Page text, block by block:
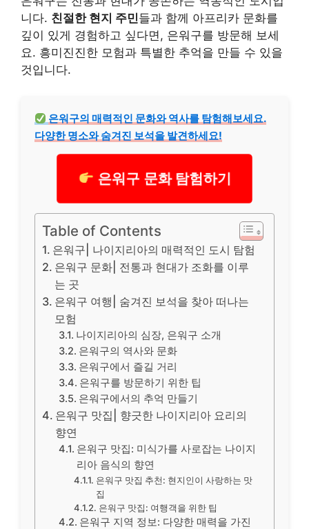
니다. 친절한 현지 주민들과 함께 아프리카 문화를
깊이 있게 경험하고 싶다면, 은워구를 방문해 보세
요. 흥미진진한 모험과 특별한 추억을 만들 수 있을
것입니다.
은워구의 매력적인 문화와 역사를 탐험해보세요.
다양한 명소와 숨겨진 보석을 발견하세요!
은워구 문화 탐험하기
Table of Contents
은워구| 나이지리아의 매력적인 도시 탐험
은워구 문화| 전통과 현대가 조화를 이루
는 곳
은워구 여행| 숨겨진 보석을 찾아 떠나는
모험
나이지리아의 심장, 은워구 소개
은워구의 역사와 문화
은워구에서 즐길 거리
은워구를 방문하기 위한 팁
은워구에서의 추억 만들기
은워구 맛집| 향긋한 나이지리아 요리의
향연
은워구 맛집: 미식가를 사로잡는 나이지
리아 음식의 향연
은워구 맛집 추천: 현지인이 사랑하는 맛
집
은워구 맛집: 여행객을 위한 팁
은워구 지역 정보: 다양한 매력을 가진